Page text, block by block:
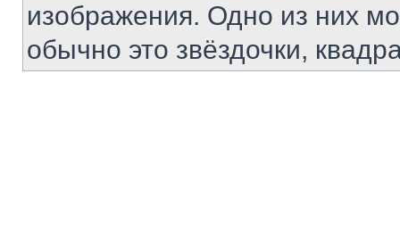
изображения. Одно из них
обычно это звёздочки,